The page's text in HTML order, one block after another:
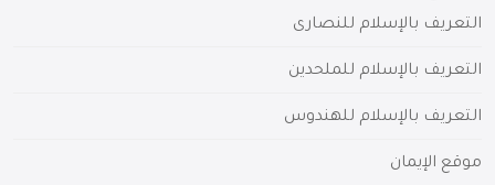
التعريف بالإسلام للنصارى
التعريف بالإسلام للملحدين
التعريف بالإسلام للهندوس
موقع الإيمان